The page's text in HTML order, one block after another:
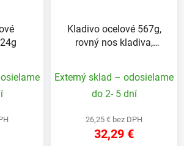
Kladivo ocelové 567g,
rovný nos kladiva,
Externý sklad – odosielame
do 2- 5 dní
26,25 € bez DPH
32,29 €